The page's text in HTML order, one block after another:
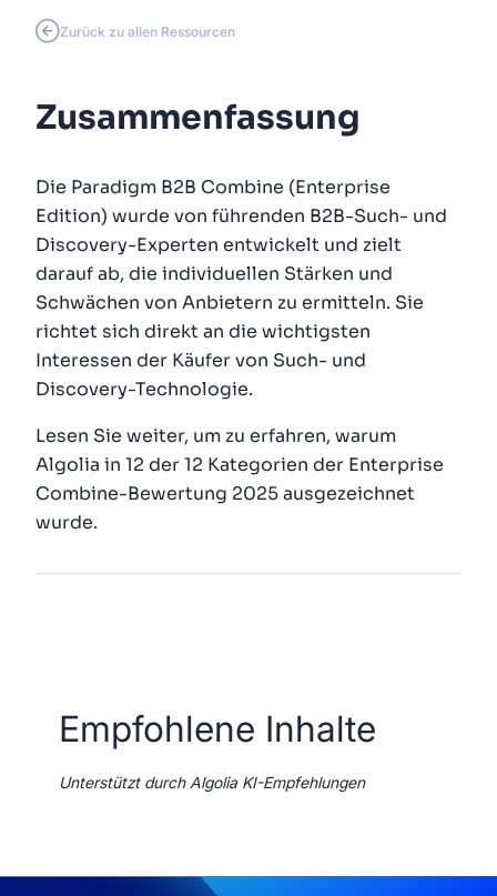
Datenvolumen mitwachsen?
VORSCHLÄGE
PRODUKTE & RESSOURCEN
Zurück zu allen Ressourcen
Zusammenfassung
Die Paradigm B2B Combine (Enterprise
Edition) wurde von führenden B2B-Such- und
Discovery-Experten entwickelt und zielt
darauf ab, die individuellen Stärken und
Schwächen von Anbietern zu ermitteln. Sie
richtet sich direkt an die wichtigsten
Interessen der Käufer von Such- und
Discovery-Technologie.
Lesen Sie weiter, um zu erfahren, warum
Algolia in 12 der 12 Kategorien der Enterprise
Combine-Bewertung 2025 ausgezeichnet
wurde.
Empfohlene Inhalte
Unterstützt durch Algolia KI-Empfehlungen